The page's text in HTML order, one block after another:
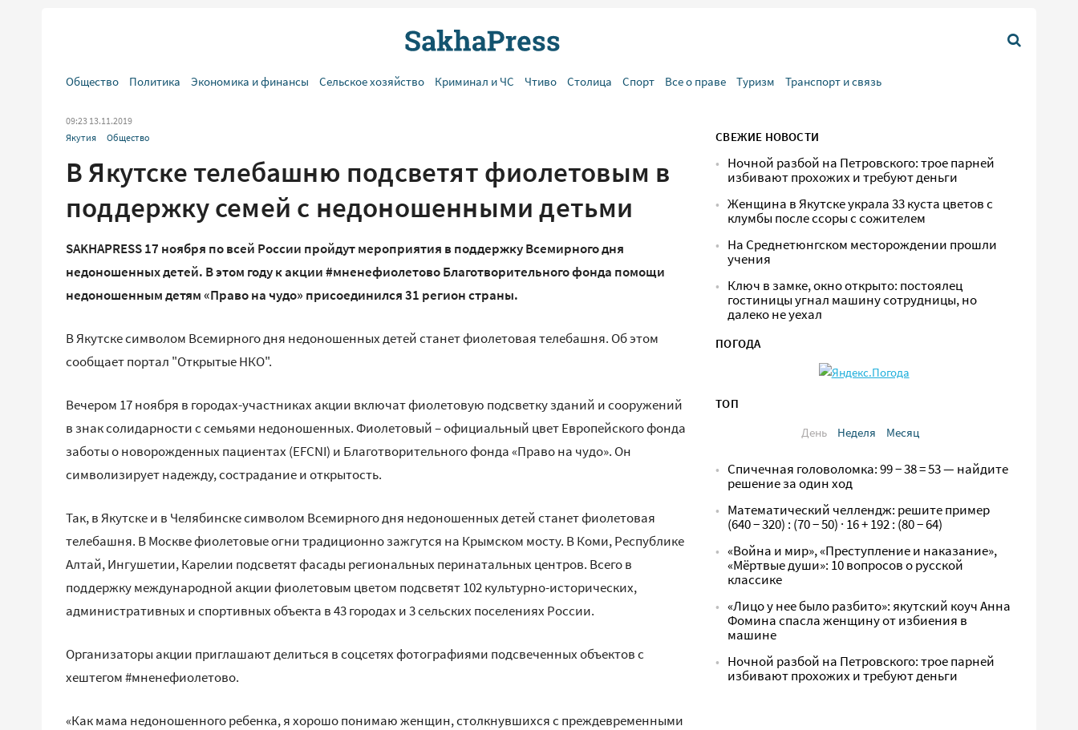
Общество Политика Экономика и финансы Сельское хозяйство Криминал и ЧС Чтиво Столица Спорт Все о праве Туризм Транспорт и связь
09:23 13.11.2019
Якутия
Общество
В Якутске телебашню подсветят фиолетовым в
поддержку семей с недоношенными детьми
SAKHAPRESS 17 ноября по всей России пройдут мероприятия в поддержку Всемирного дня
недоношенных детей. В этом году к акции #мненефиолетово Благотворительного фонда помощи
недоношенным детям «Право на чудо» присоединился 31 регион страны.
В Якутске символом Всемирного дня недоношенных детей станет фиолетовая телебашня. Об этом
сообщает портал "Открытые НКО".
Вечером 17 ноября в городах-участниках акции включат фиолетовую подсветку зданий и сооружений
в знак солидарности с семьями недоношенных. Фиолетовый – официальный цвет Европейского фонда
заботы о новорожденных пациентах (EFCNI) и Благотворительного фонда «Право на чудо». Он
символизирует надежду, сострадание и открытость.
Так, в Якутске и в Челябинске символом Всемирного дня недоношенных детей станет фиолетовая
телебашня. В Москве фиолетовые огни традиционно зажгутся на Крымском мосту. В Коми, Республике
Алтай, Ингушетии, Карелии подсветят фасады региональных перинатальных центров. Всего в
поддержку международной акции фиолетовым цветом подсветят 102 культурно-исторических,
административных и спортивных объекта в 43 городах и 3 сельских поселениях России.
Организаторы акции приглашают делиться в соцсетях фотографиями подсвеченных объектов с
хештегом #мненефиолетово.
«Как мама недоношенного ребенка, я хорошо понимаю женщин, столкнувшихся с преждевременными
СВЕЖИЕ НОВОСТИ
Ночной разбой на Петровского: трое парней
избивают прохожих и требуют деньги
Женщина в Якутске украла 33 куста цветов с
клумбы после ссоры с сожителем
На Среднетюнгском месторождении прошли
учения
Ключ в замке, окно открыто: постоялец
гостиницы угнал машину сотрудницы, но
далеко не уехал
ПОГОДА
ТОП
День
Неделя Месяц
Спичечная головоломка: 99 − 38 = 53 — найдите
решение за один ход
Математический челлендж: решите пример
(640 − 320) : (70 − 50) · 16 + 192 : (80 − 64)
«Война и мир», «Преступление и наказание»,
«Мёртвые души»: 10 вопросов о русской
классике
«Лицо у нее было разбито»: якутский коуч Анна
Фомина спасла женщину от избиения в
машине
Ночной разбой на Петровского: трое парней
избивают прохожих и требуют деньги